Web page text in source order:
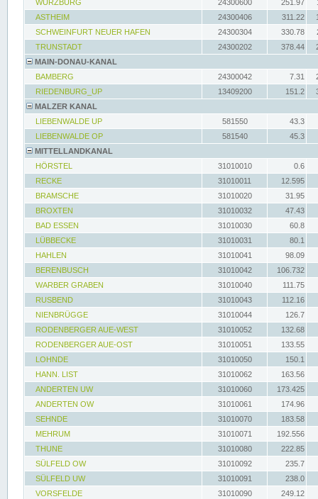
WÜRZBURG 24300600 251.97
ASTHEIM
24300406 311.22
SCHWEINFURT NEUER HAFEN
24300304 330.78
TRUNSTADT
24300202 378.44
MAIN-DONAU-KANAL
BAMBERG
24300042 7.31
RIEDENBURG_UP
13409200 151.2
MALZER KANAL
LIEBENWALDE UP
581550
43.3
LIEBENWALDE OP
581540
45.3
MITTELLANDKANAL
HÖRSTEL
31010010
0.6
RECKE
31010011
12.595
BRAMSCHE
31010020
31.95
BROXTEN
31010032
47.43
BAD ESSEN
31010030
60.8
LÜBBECKE
31010031
80.1
HAHLEN
31010041
98.09
BERENBUSCH
31010042
106.732
WARBER GRABEN
31010040
111.75
RUSBEND
31010043
112.16
NIENBRÜGGE
31010044
126.7
RODENBERGER AUE-WEST
31010052
132.68
RODENBERGER AUE-OST
31010051
133.55
LOHNDE
31010050
150.1
HANN. LIST
31010062
163.56
ANDERTEN UW
31010060
173.425
ANDERTEN OW
31010061
174.96
SEHNDE
31010070
183.58
MEHRUM
31010071
192.556
THUNE
31010080
222.85
SÜLFELD OW
31010092
235.7
SÜLFELD UW
31010091
238.0
VORSFELDE
31010090
249.12